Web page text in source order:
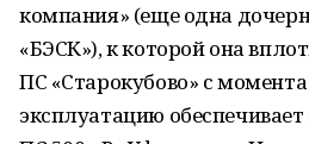
компания» (еще одна
«БЭСК»), к которой она
ПС «Старокубово» с момента
эксплуатацию